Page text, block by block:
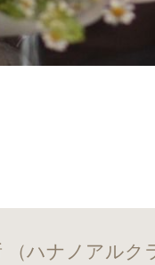
ハナノアルク